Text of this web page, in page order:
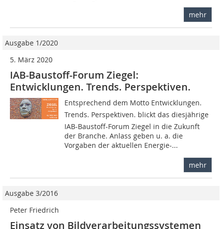
mehr
Ausgabe 1/2020
5. März 2020
IAB-Baustoff-Forum Ziegel:
Entwicklungen. Trends. Perspektiven.
Entsprechend dem Motto Entwicklungen.
Trends. Perspektiven. blickt das diesjährige
IAB-Baustoff-Forum Ziegel in die Zukunft
der Branche. Anlass geben u. a. die
Vorgaben der aktuellen Energie-...
mehr
Ausgabe 3/2016
Peter Friedrich
Einsatz von Bildverarbeitungssystemen